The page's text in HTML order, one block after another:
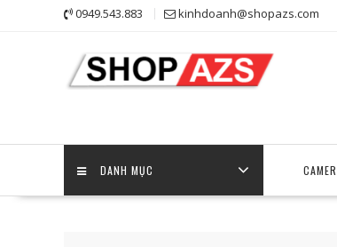
0949.543.883 kinhdoanh@shopazs.com
DANH MỤC